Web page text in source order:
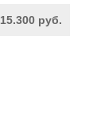
15.300 руб.